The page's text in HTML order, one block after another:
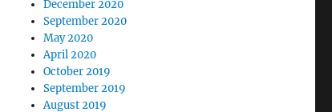
December 2020
September 2020
May 2020
April 2020
October 2019
September 2019
August 2019